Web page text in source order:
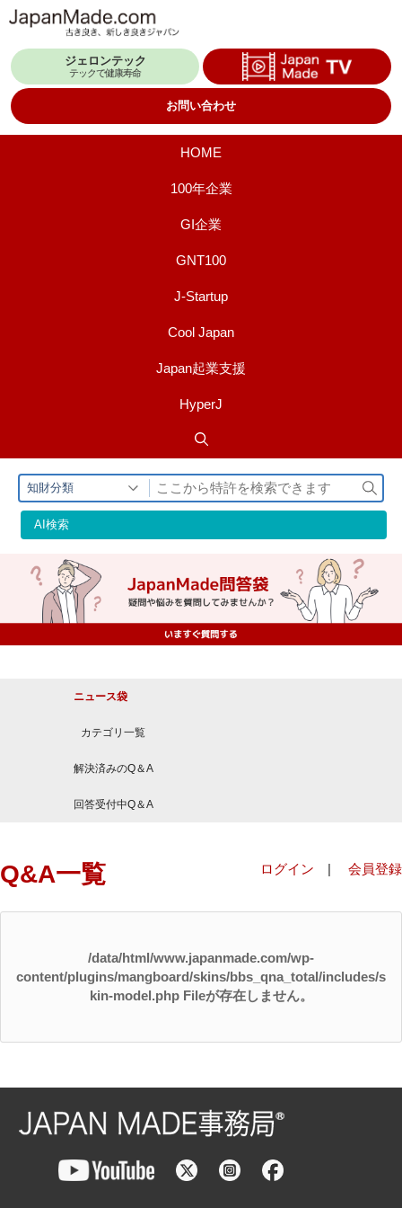
テ
ジェロンテック
テックで健康寿命
お問い合わせ
HOME
100年企業
GI企業
GNT100
J-Startup
Cool Japan
Japan起業支援
HyperJ
知財分類
検
索
AI検索
ニュース袋
カテゴリ一覧
解決済みのQ＆A
回答受付中Q＆A
Q&A一覧 ログイン | 会員登録
/data/html/www.japanmade.com/wp-
content/plugins/mangboard/skins/bbs_qna_total/includes/s
kin-model.php Fileが存在しません。